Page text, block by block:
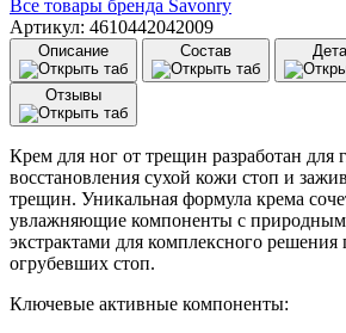
Крем
для
ног
Savonry
(200
мл)
От
трещин
с
мочевиной
Все товары бренда Savonry
Артикул: 4610442042009
Описание Состав
Отзывы
Крем для ног от трещин разработан для
восстановления сухой кожи стоп и
трещин. Уникальная формула крема
увлажняющие компоненты с
экстрактами для комплексного
огрубевших стоп.
Ключевые активные компоненты: